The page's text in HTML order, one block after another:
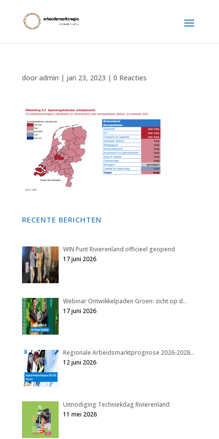
door admin | jan 23, 2023 | 0 Reacties
RECENTE BERICHTEN
WIN Punt Rivierenland officieel geopend
17 juni 2026
Webinar Ontwikkelpaden Groen: zicht op d…
17 juni 2026
Regionale Arbeidsmarktprognose 2026-2028…
12 juni 2026
Uitnodiging Techniekdag Rivierenland
11 mei 2026